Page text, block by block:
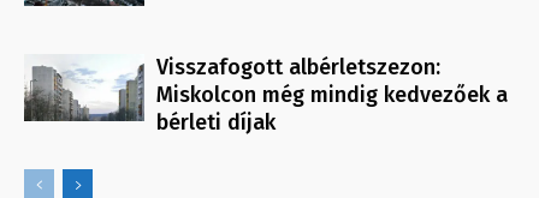
Visszafogott albérletszezon:
Miskolcon még mindig kedvezőek a
bérleti díjak